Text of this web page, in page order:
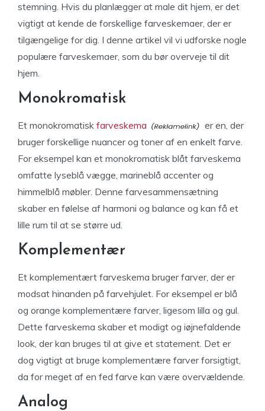
stemning. Hvis du planlægger at male dit hjem, er det
vigtigt at kende de forskellige farveskemaer, der er
tilgængelige for dig. I denne artikel vil vi udforske nogle
populære farveskemaer, som du bør overveje til dit
hjem.
Monokromatisk
Et monokromatisk farveskema
er en, der
bruger forskellige nuancer og toner af en enkelt farve.
For eksempel kan et monokromatisk blåt farveskema
omfatte lyseblå vægge, marineblå accenter og
himmelblå møbler. Denne farvesammensætning
skaber en følelse af harmoni og balance og kan få et
lille rum til at se større ud.
Komplementær
Et komplementært farveskema bruger farver, der er
modsat hinanden på farvehjulet. For eksempel er blå
og orange komplementære farver, ligesom lilla og gul.
Dette farveskema skaber et modigt og iøjnefaldende
look, der kan bruges til at give et statement. Det er
dog vigtigt at bruge komplementære farver forsigtigt,
da for meget af en fed farve kan være overvældende.
Analog